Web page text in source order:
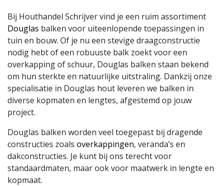
Bij Houthandel Schrijver vind je een ruim assortiment
Douglas balken voor uiteenlopende toepassingen in
tuin en bouw. Of je nu een stevige draagconstructie
nodig hebt of een robuuste balk zoekt voor een
overkapping of schuur, Douglas balken staan bekend
om hun sterkte en natuurlijke uitstraling. Dankzij onze
specialisatie in Douglas hout leveren we balken in
diverse kopmaten en lengtes, afgestemd op jouw
project.
Douglas balken worden veel toegepast bij dragende
constructies zoals overkappingen, veranda’s en
dakconstructies. Je kunt bij ons terecht voor
standaardmaten, maar ook voor maatwerk in lengte en
kopmaat.